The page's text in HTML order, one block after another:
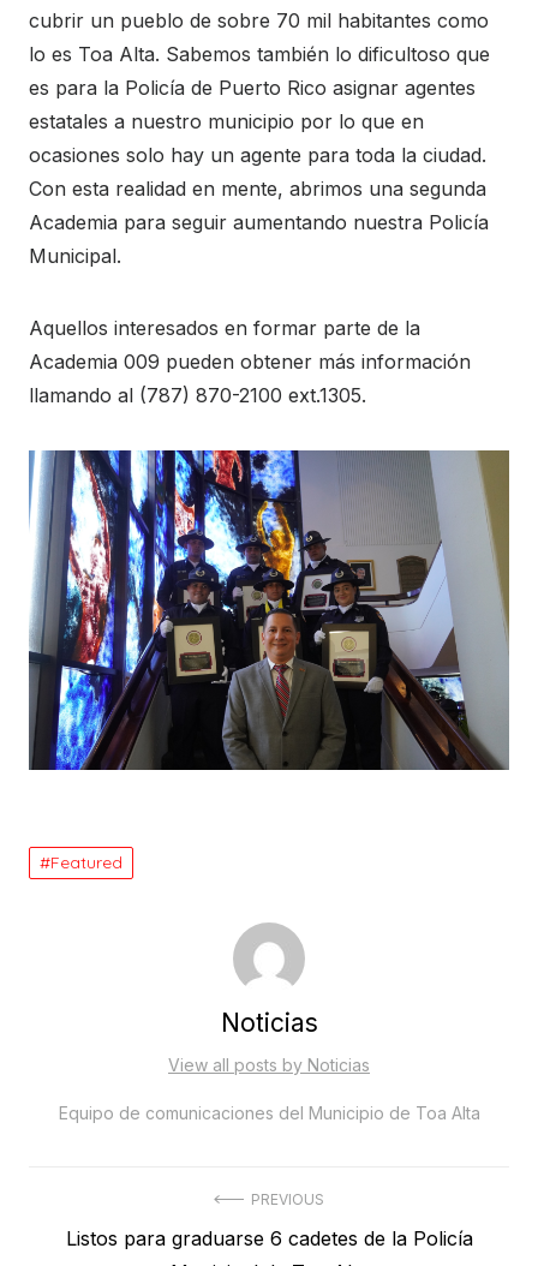
cubrir un pueblo de sobre 70 mil habitantes como
lo es Toa Alta. Sabemos también lo dificultoso que
es para la Policía de Puerto Rico asignar agentes
estatales a nuestro municipio por lo que en
ocasiones solo hay un agente para toda la ciudad.
Con esta realidad en mente, abrimos una segunda
Academia para seguir aumentando nuestra Policía
Municipal.
Aquellos interesados en formar parte de la
Academia 009 pueden obtener más información
llamando al (787) 870-2100 ext.1305.
Featured
Noticias
View all posts by Noticias
Equipo de comunicaciones del Municipio de Toa Alta
navigation
PREVIOUS
Previous
Listos para graduarse 6 cadetes de la Policía